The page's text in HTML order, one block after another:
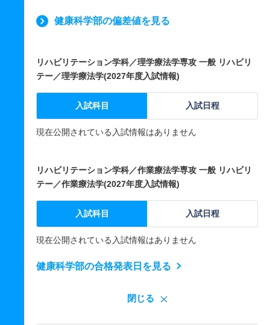
健康科学部の偏差値を見る
リハビリテーション学科／理学療法学専攻 一般 リハビリ
テー／理学療法学(2027年度入試情報)
入試科目 入試日程
現在公開されている入試情報はありません
リハビリテーション学科／作業療法学専攻 一般 リハビリ
テー／作業療法学(2027年度入試情報)
入試科目 入試日程
現在公開されている入試情報はありません
健康科学部の合格発表日を見る
閉じる